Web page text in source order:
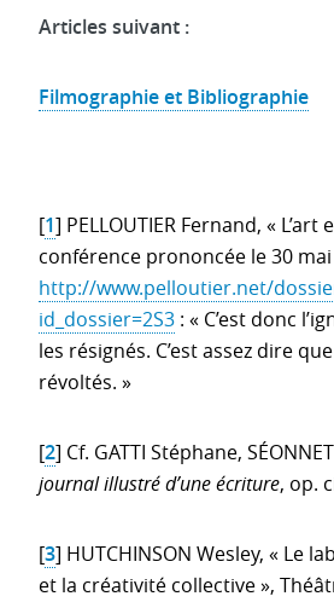
Articles suivant :
Filmographie et Bibliographie
[1] PELLOUTIER Fernand, « L’art
conférence prononcée le 30 mai
http://www.pelloutier.net/
id_dossier=2S3 : « C’est donc
les résignés. C’est assez dire
révoltés. »
[2] Cf. GATTI Stéphane,
journal illustré d’une écriture, op.
[3] HUTCHINSON Wesley, « Le
et la créativité collective »,